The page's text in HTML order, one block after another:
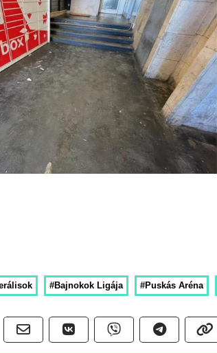
#Bajnokok Ligája #Puskás Aréna